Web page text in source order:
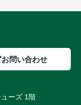
お問い合わせ
ーズ 1階